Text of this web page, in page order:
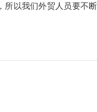
以我们外贸人员要不